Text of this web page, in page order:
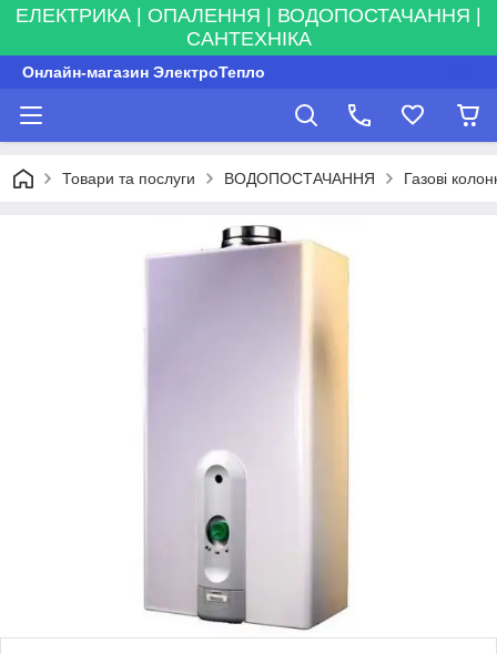
ЕЛЕКТРИКА | ОПАЛЕННЯ | ВОДОПОСТАЧАННЯ |
САНТЕХНІКА
Онлайн-магазин ЭлектроТепло
Товари та послуги ВОДОПОСТАЧАННЯ Газові